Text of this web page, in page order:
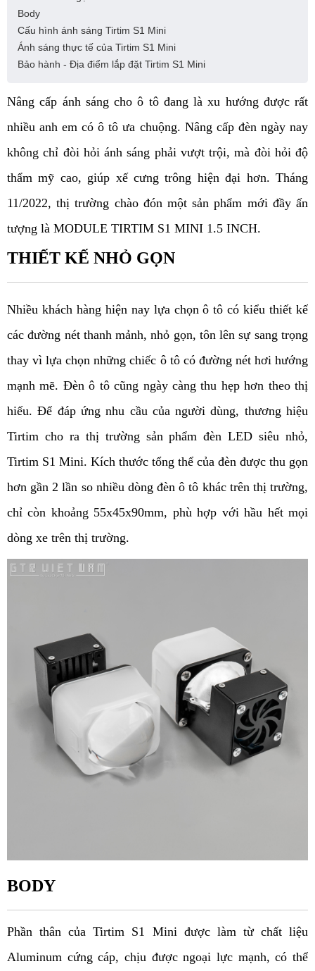
Body
Cấu hình ánh sáng Tirtim S1 Mini
Ánh sáng thực tế của Tirtim S1 Mini
Bảo hành - Địa điểm lắp đặt Tirtim S1 Mini
Nâng cấp ánh sáng cho ô tô đang là xu hướng được rất
nhiều anh em có ô tô ưa chuộng. Nâng cấp đèn ngày nay
không chỉ đòi hỏi ánh sáng phải vượt trội, mà đòi hỏi độ
thẩm mỹ cao, giúp xế cưng trông hiện đại hơn. Tháng
11/2022, thị trường chào đón một sản phẩm mới đầy ấn
tượng là MODULE TIRTIM S1 MINI 1.5 INCH.
THIẾT KẾ NHỎ GỌN
Nhiều khách hàng hiện nay lựa chọn ô tô có kiểu thiết kế
các đường nét thanh mảnh, nhỏ gọn, tôn lên sự sang trọng
thay vì lựa chọn những chiếc ô tô có đường nét hơi hướng
mạnh mẽ. Đèn ô tô cũng ngày càng thu hẹp hơn theo thị
hiếu. Để đáp ứng nhu cầu của người dùng, thương hiệu
Tirtim cho ra thị trường sản phẩm đèn LED siêu nhỏ,
Tirtim S1 Mini. Kích thước tổng thể của đèn được thu gọn
hơn gần 2 lần so nhiều dòng đèn ô tô khác trên thị trường,
chỉ còn khoảng 55x45x90mm, phù hợp với hầu hết mọi
dòng xe trên thị trường.
BODY
Phần thân của Tirtim S1 Mini được làm từ chất liệu
Aluminum cứng cáp, chịu được ngoại lực mạnh, có thể